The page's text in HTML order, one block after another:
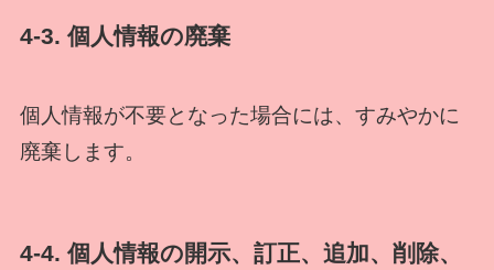
4-3. 個人情報の廃棄
個人情報が不要となった場合には、すみやかに
廃棄します。
4-4. 個人情報の開示、訂正、追加、削除、